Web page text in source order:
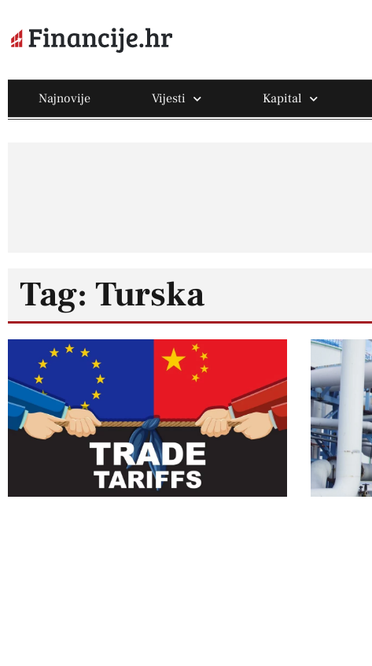
Najnovije Vijesti Kapital
Tag: Turska